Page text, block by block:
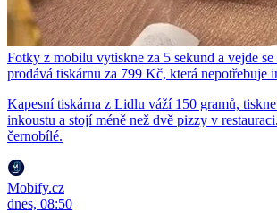
Fotky z mobilu vytiskne za 5 sekund a vejde
prodává tiskárnu za 799 Kč, která nepotřebuje
Kapesní tiskárna z Lidlu váží 150 gramů,
inkoustu a stojí méně než dvě pizzy v
černobílé.
Mobify.cz
dnes, 08:50